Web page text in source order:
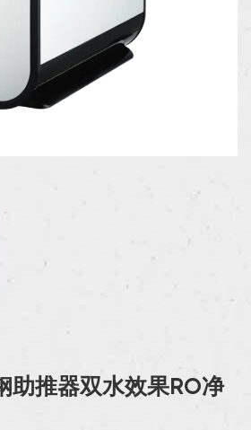
助推器双水效果RO净